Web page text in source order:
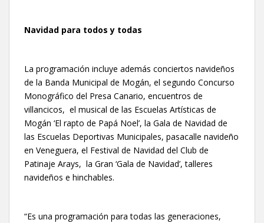
Navidad para todos y todas
La programación incluye además conciertos navideños
de la Banda Municipal de Mogán, el segundo Concurso
Monográfico del Presa Canario, encuentros de
villancicos, el musical de las Escuelas Artísticas de
Mogán ‘El rapto de Papá Noel’, la Gala de Navidad de
las Escuelas Deportivas Municipales, pasacalle navideño
en Veneguera, el Festival de Navidad del Club de
Patinaje Arays, la Gran ‘Gala de Navidad’, talleres
navideños e hinchables.
“Es una programación para todas las generaciones,